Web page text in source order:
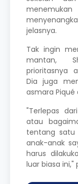
jelasnya.
Tak ingin
mantan,
prioritasnya
Dia juga
asmara
"Terlepas
atau
tentang
anak-anak
harus
luar biasa ini,"